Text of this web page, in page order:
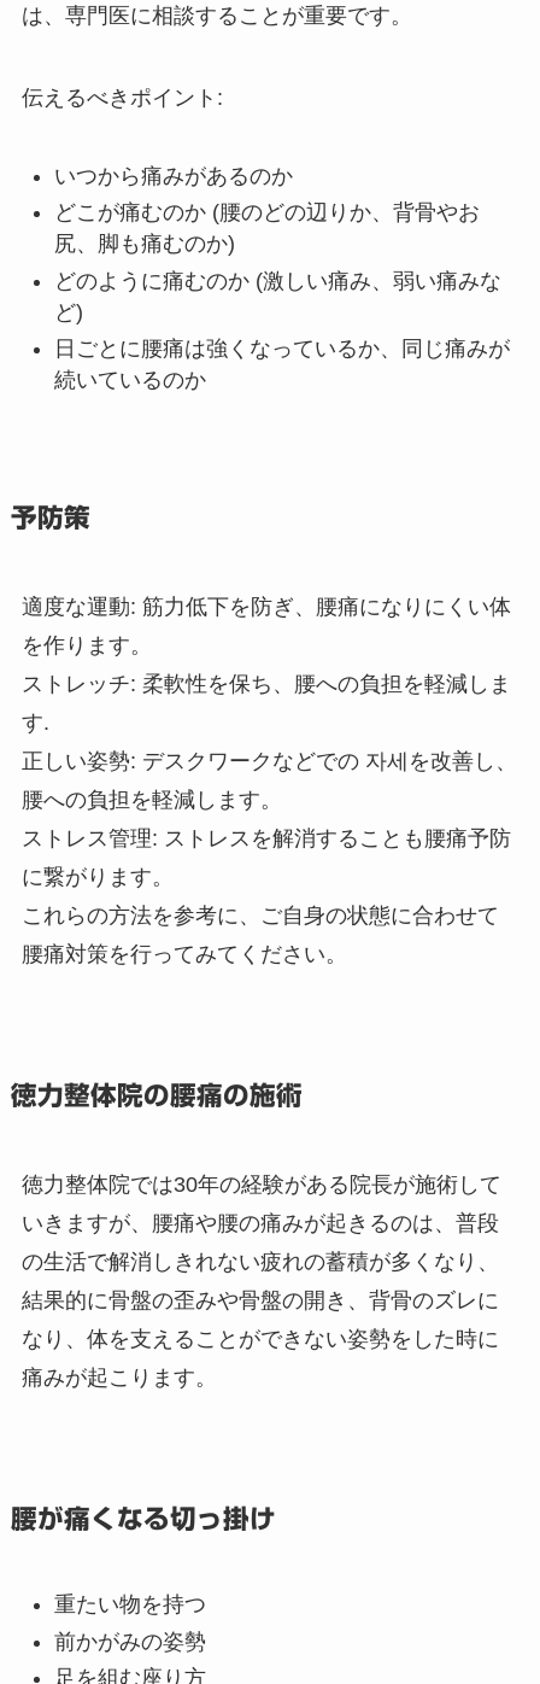
は、専門医に相談することが重要です。
伝えるべきポイント:
いつから痛みがあるのか
どこが痛むのか (腰のどの辺りか、背骨やお
尻、脚も痛むのか)
どのように痛むのか (激しい痛み、弱い痛みな
ど)
日ごとに腰痛は強くなっているか、同じ痛みが
続いているのか
予防策
適度な運動: 筋力低下を防ぎ、腰痛になりにくい体
を作ります。
ストレッチ: 柔軟性を保ち、腰への負担を軽減しま
す.
正しい姿勢: デスクワークなどでの 자세を改善し、
腰への負担を軽減します。
ストレス管理: ストレスを解消することも腰痛予防
に繋がります。
これらの方法を参考に、ご自身の状態に合わせて
腰痛対策を行ってみてください。
徳力整体院の腰痛の施術
徳力整体院では30年の経験がある院長が施術して
いきますが、腰痛や腰の痛みが起きるのは、普段
の生活で解消しきれない疲れの蓄積が多くなり、
結果的に骨盤の歪みや骨盤の開き、背骨のズレに
なり、体を支えることができない姿勢をした時に
痛みが起こります。
腰が痛くなる切っ掛け
重たい物を持つ
前かがみの姿勢
足を組む座り方